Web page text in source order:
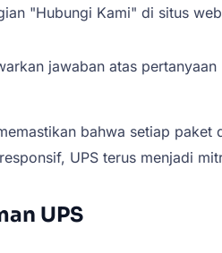
"Hubungi Kami" di situs
jawaban atas
bahwa setiap
UPS terus menjadi
UPS